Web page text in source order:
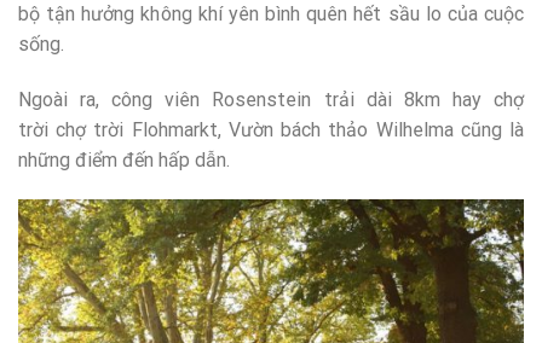
bộ tận hưởng không khí yên bình quên hết sầu lo của cuộc
sống.
Ngoài ra, công viên Rosenstein trải dài 8km hay chợ
trời chợ trời Flohmarkt, Vườn bách thảo Wilhelma cũng là
những điểm đến hấp dẫn.